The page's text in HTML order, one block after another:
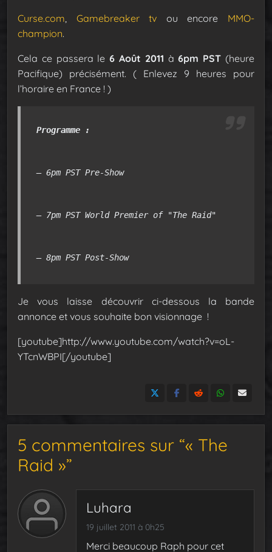
Curse.com Gamebreaker tv ou encore MMO-
champion.
Cela ce passera le 6 Août 2011 à6pm PST (heure
Pacifique) précisément. ( Enlevez 9 heures pour
l’horaire en France ! )
Programme :
– 6pm PST Pre-Show
– 7pm PST World Premier of "The Raid"
– 8pm PST Post-Show
Je vous laisse découvrir ci-dessous la bande
annonce et vous souhaite bon visionnage !
[youtube]http://www.youtube.com/watch?v=oL-
YTcnWBPI[/youtube]
5 commentaires sur “« The
Raid »”
Luhara
19 juillet 2011 à 0h25
Merci beaucoup Raph pour cet